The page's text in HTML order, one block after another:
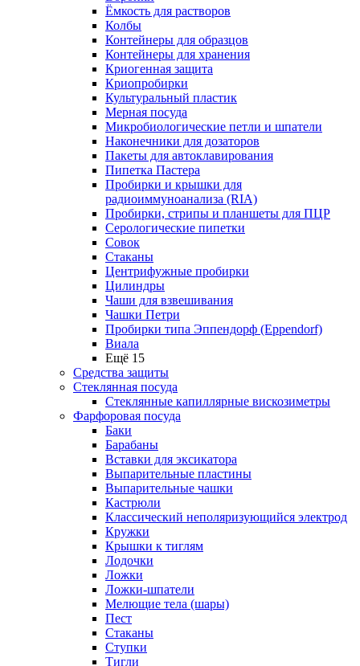
Ёмкость для растворов
Колбы
Контейнеры для образцов
Контейнеры для хранения
Криогенная защита
Криопробирки
Культуральный пластик
Мерная посуда
Микробиологические петли и шпатели
Наконечники для дозаторов
Пакеты для автоклавирования
Пипетка Пастера
Пробирки и крышки для
радиоиммуноанализа (RIA)
Пробирки, стрипы и планшеты для ПЦР
Серологические пипетки
Совок
Стаканы
Центрифужные пробирки
Цилиндры
Чаши для взвешивания
Чашки Петри
Пробирки типа Эппендорф (Eppendorf)
Виала
Ещё 15
Средства защиты
Стеклянная посуда
Стеклянные капиллярные вискозиметры
Фарфоровая посуда
Баки
Барабаны
Вставки для эксикатора
Выпарительные пластины
Выпарительные чашки
Кастрюли
Классический неполяризующийся электрод
Кружки
Крышки к тиглям
Лодочки
Ложки
Ложки-шпатели
Мелющие тела (шары)
Пест
Стаканы
Ступки
Тигли